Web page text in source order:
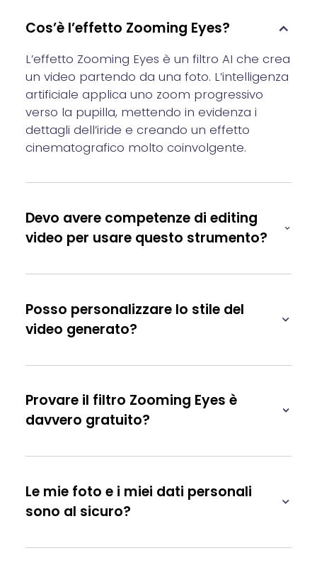
Cos’è l’effetto Zooming Eyes?
L’effetto Zooming Eyes è un filtro AI che crea
un video partendo da una foto. L’intelligenza
artificiale applica uno zoom progressivo
verso la pupilla, mettendo in evidenza i
dettagli dell’iride e creando un effetto
cinematografico molto coinvolgente.
Devo avere competenze di editing
video per usare questo strumento?
Posso personalizzare lo stile del
video generato?
Provare il filtro Zooming Eyes è
davvero gratuito?
Le mie foto e i miei dati personali
sono al sicuro?